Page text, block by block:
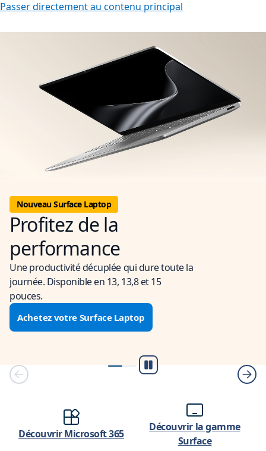
Passer directement au contenu principal
Nouveau Surface Laptop
Profitez de la
performance
Une productivité décuplée qui dure toute la
journée. Disponible en 13, 13,8 et 15
pouces.
Achetez votre Surface Laptop
Lecture/Pause
Découvrir Microsoft 365
Découvrir la gamme
Surface